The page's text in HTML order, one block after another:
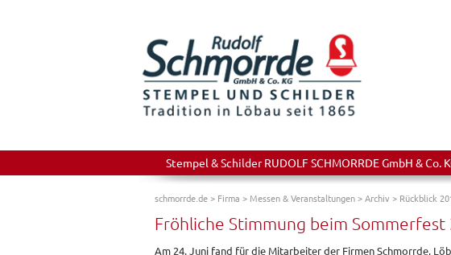
Stempel & Schilder RUDOLF SCHMORRDE GmbH &
schmorrde.de> Firma > Messen & Veranstaltungen>Archiv > Rückblick
Fröhliche Stimmung beim Sommerfest
Am 24. Juni fand für die Mitarbeiter der Firmen Schmorrde,